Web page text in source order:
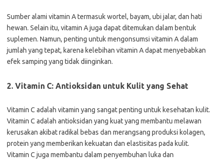
Sumber alami vitamin A termasuk wortel, bayam, ubi jalar, dan hati
hewan. Selain itu, vitamin A juga dapat ditemukan dalam bentuk
suplemen. Namun, penting untuk mengonsumsi vitamin A dalam
jumlah yang tepat, karena kelebihan vitamin A dapat menyebabkan
efek samping yang tidak diinginkan.
2. Vitamin C: Antioksidan untuk Kulit yang Sehat
Vitamin C adalah vitamin yang sangat penting untuk kesehatan kulit.
Vitamin C adalah antioksidan yang kuat yang membantu melawan
kerusakan akibat radikal bebas dan merangsang produksi kolagen,
protein yang memberikan kekuatan dan elastisitas pada kulit.
Vitamin C juga membantu dalam penyembuhan luka dan